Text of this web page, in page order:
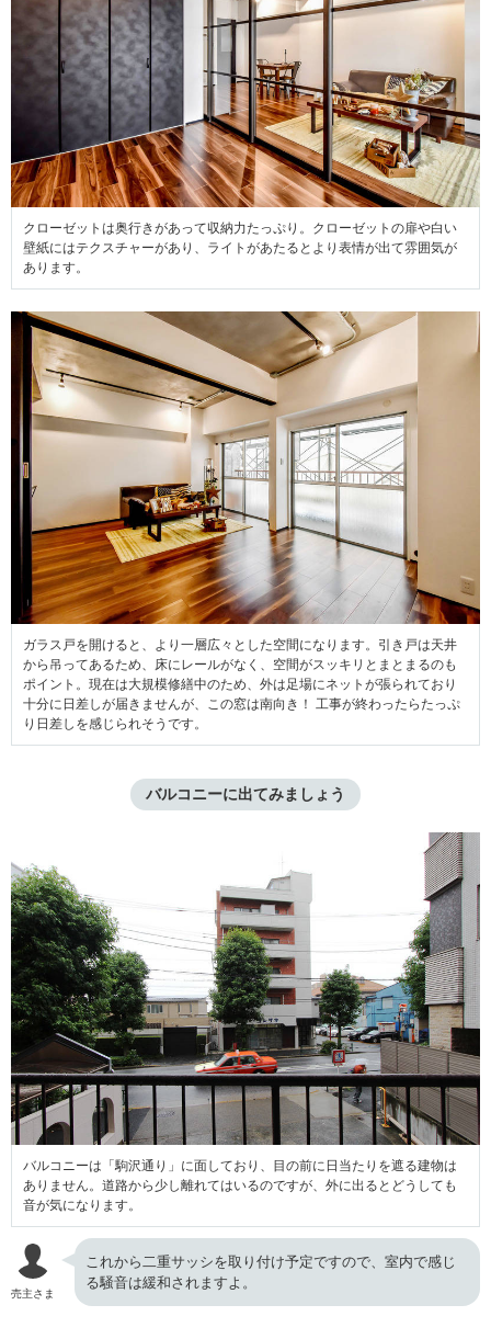
クローゼットは奥行きがあって収納力たっぷり。クローゼットの扉や白い
壁紙にはテクスチャーがあり、ライトがあたるとより表情が出て雰囲気が
あります。
ガラス戸を開けると、より一層広々とした空間になります。引き戸は天井
から吊ってあるため、床にレールがなく、空間がスッキリとまとまるのも
ポイント。現在は大規模修繕中のため、外は足場にネットが張られており
十分に日差しが届きませんが、この窓は南向き！ 工事が終わったらたっぷ
り日差しを感じられそうです。
バルコニーに出てみましょう
バルコニーは「駒沢通り」に面しており、目の前に日当たりを遮る建物は
ありません。道路から少し離れてはいるのですが、外に出るとどうしても
音が気になります。
売主さま
これから二重サッシを取り付け予定ですので、室内で感じ
る騒音は緩和されますよ。